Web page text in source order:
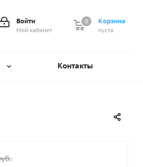
Корзина
0
пуста
0
Войти
Мой кабинет
Контакты